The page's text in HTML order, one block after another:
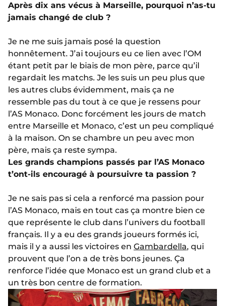
Après dix ans vécus à Marseille, pourquoi n’as-tu
jamais changé de club ?
Je ne me suis jamais posé la question
honnêtement. J’ai toujours eu ce lien avec l’OM
étant petit par le biais de mon père, parce qu’il
regardait les matchs. Je les suis un peu plus que
les autres clubs évidemment, mais ça ne
ressemble pas du tout à ce que je ressens pour
l’AS Monaco. Donc forcément les jours de match
entre Marseille et Monaco, c’est un peu compliqué
à la maison. On se chambre un peu avec mon
père, mais ça reste sympa.
Les grands champions passés par l’AS Monaco
t’ont-ils encouragé à poursuivre ta passion ?
Je ne sais pas si cela a renforcé ma passion pour
l’AS Monaco, mais en tout cas ça montre bien ce
que représente le club dans l’univers du football
français. Il y a eu des grands joueurs formés ici,
mais il y a aussi les victoires en Gambardella, qui
prouvent que l’on a de très bons jeunes. Ça
renforce l’idée que Monaco est un grand club et a
un très bon centre de formation.